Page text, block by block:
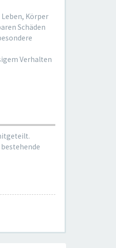
Körper
Schäden
Verhalten